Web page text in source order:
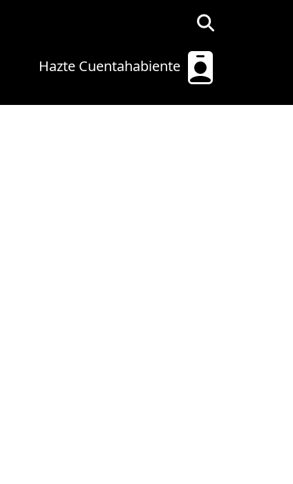
Hazte Cuentahabiente